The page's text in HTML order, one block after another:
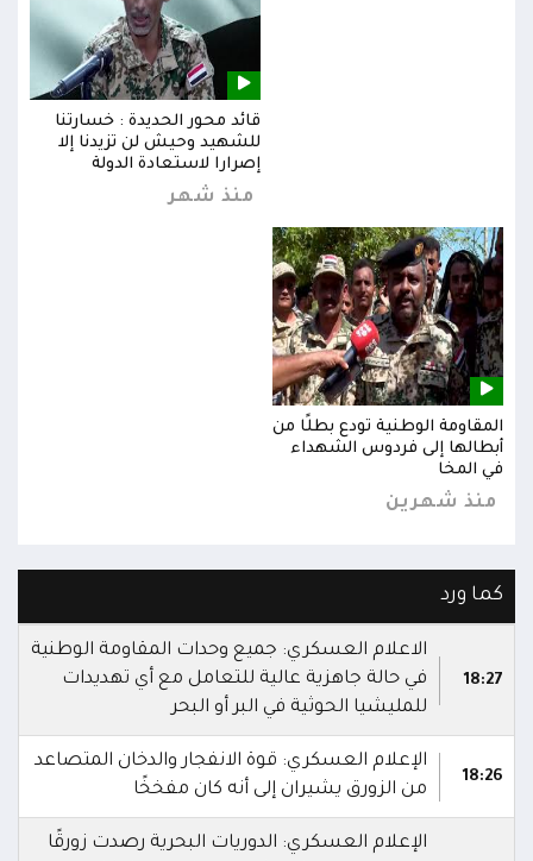
قائد محور الحديدة : خسارتنا
للشهيد وحيش لن تزيدنا إلا
إصرارا لاستعادة الدولة
منذ شهر
المقاومة الوطنية تودع بطلًا من
أبطالها إلى فردوس الشهداء
في المخا
منذ شهرين
كما ورد
18:27
الاعلام العسكري: جميع وحدات المقاومة الوطنية
في حالة جاهزية عالية للتعامل مع أي تهديدات
للمليشيا الحوثية في البر أو البحر
18:26
الإعلام العسكري: قوة الانفجار والدخان المتصاعد
من الزورق يشيران إلى أنه كان مفخخًا
الإعلام العسكري: الدوريات البحرية رصدت زورقًا